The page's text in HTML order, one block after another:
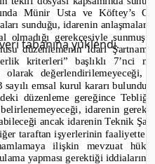
tabanına yüklendi.
Münir Usta ve Köftey’s
sunduğu, idarenin
olmadığı gerekçesiyle
düzenlemenin İdari
kriterleri” başlıklı 7’nci
olarak
sayılı emsal kurul kararı
düzenleme gereğince
nemeyeceği, idarenin gerek
ancak idarenin Teknik
taraftan işyerlerinin faaliyette
ilişkin mevzuat
yapması gerektiği i